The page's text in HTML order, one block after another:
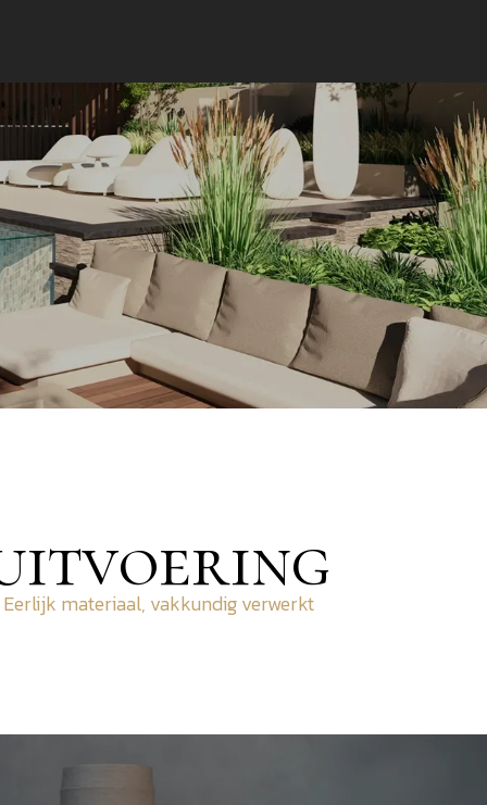
Eerlijk materiaal, vakkundig verwerkt